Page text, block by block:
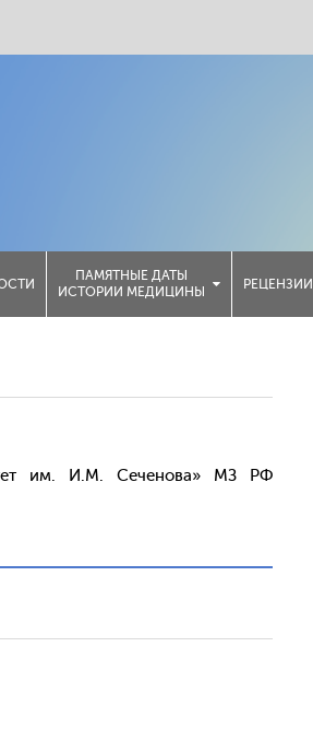
ПАМЯТНЫЕ ДАТЫ
ИСТОРИИ МЕДИЦИНЫ
РЕЦЕНЗИИ
им. И.М. Сеченова» МЗ РФ